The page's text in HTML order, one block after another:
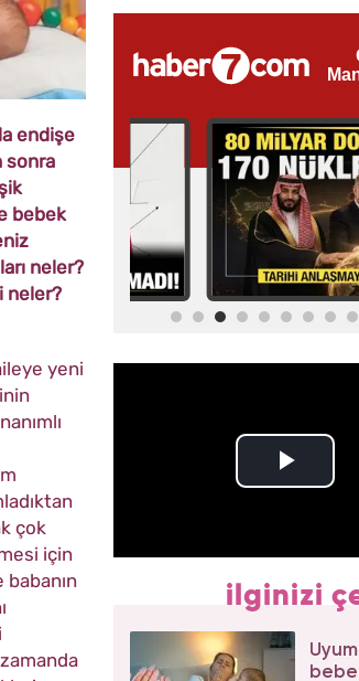
endişe
sonra
bebek
neler?
neler?
yeni
çok
için
ilginizi